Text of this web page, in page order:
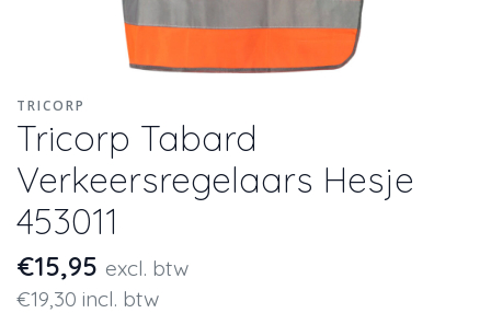
TRICORP
Tricorp Tabard
Verkeersregelaars Hesje
453011
€15,95 excl. btw
€19,30 incl. btw